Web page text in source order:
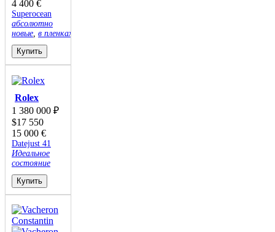
4 400 €
Superocean
абсолютно
новые, в пленках
Купить
Rolex
1 380 000 ₽
$17 550
15 000 €
Datejust 41
Идеальное
состояние
Купить